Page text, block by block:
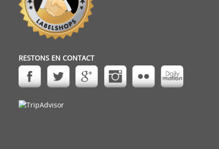
RESTONS EN CONTACT